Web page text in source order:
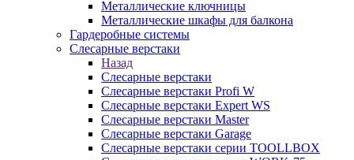
Металлические ключницы
Металлические шкафы для балкона
Гардеробные системы
Слесарные верстаки
Назад
Слесарные верстаки
Слесарные верстаки Profi W
Слесарные верстаки Expert WS
Слесарные верстаки Master
Слесарные верстаки Garage
Слесарные верстаки серии TOOLLBOX